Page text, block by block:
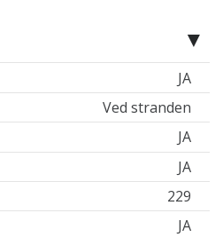
JA
Ved stranden
JA
JA
229
JA